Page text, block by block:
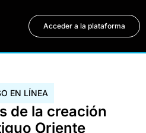
Acceder a la plataforma
EN LÍNEA
de la creación
Oriente